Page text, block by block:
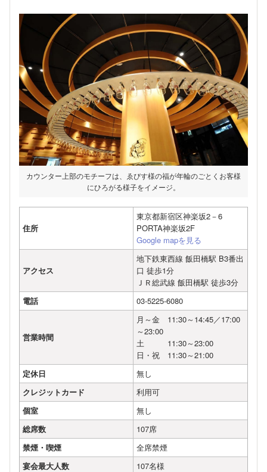
カウンター上部のモチーフは、ゑびす様の福が年輪のごとくお客様
にひろがる様子をイメージ。
住所
東京都新宿区神楽坂2－6
PORTA神楽坂2F
Google mapを見る
アクセス
地下鉄東西線 飯田橋駅 B3番出
口 徒歩1分
ＪＲ総武線 飯田橋駅 徒歩3分
電話
03-5225-6080
営業時間
月～金 11:30～14:45／17:00
～23:00
土 11:30～23:00
日・祝 11:30～21:00
定休日
無し
クレジットカード
利用可
個室
無し
総席数
107席
禁煙・喫煙
全席禁煙
宴会最大人数
107名様